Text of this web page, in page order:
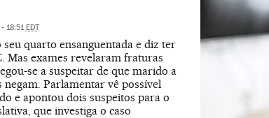
18:51EDT
quarto ensanguentada e diz ter
Mas exames revelaram fraturas
se a suspeitar de que marido a
Parlamentar vê possível
e apontou dois suspeitos para o
que investiga o caso